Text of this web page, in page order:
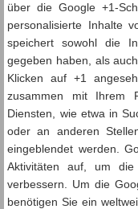
über die Google +1-
personalisierte Inhalte
speichert sowohl die
gegeben haben, als
Klicken auf +1
zusammen mit Ihrem
Diensten, wie etwa in
oder an anderen
eingeblendet werden.
Aktivitäten auf, um
verbessern. Um die
benötigen Sie ein